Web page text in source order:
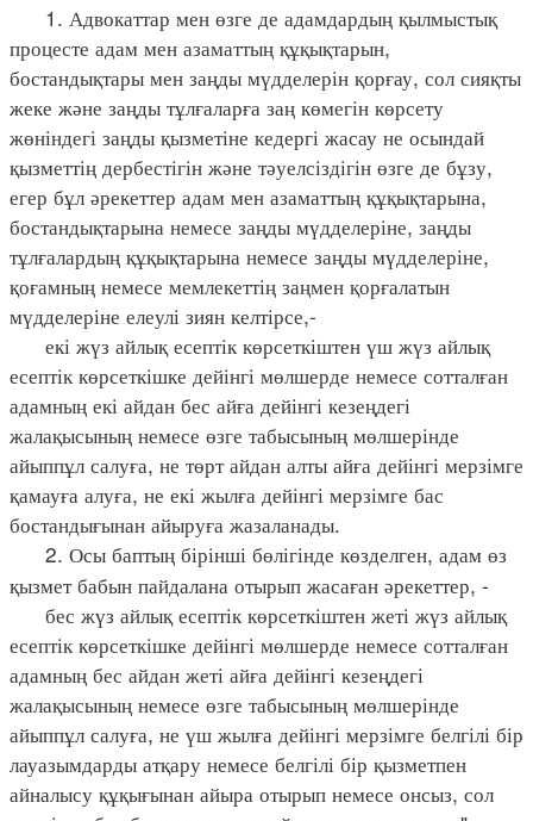
1. Адвокаттар мен өзге де адамдардың қылмыстық
процесте адам мен азаматтың құқықтарын,
бостандықтары мен заңды мүдделерін қорғау, сол сияқты
жеке және заңды тұлғаларға заң көмегін көрсету
жөніндегі заңды қызметіне кедергі жасау не осындай
қызметтің дербестігін және тәуелсіздігін өзге де бұзу,
егер бұл әрекеттер адам мен азаматтың құқықтарына,
бостандықтарына немесе заңды мүдделеріне, заңды
тұлғалардың құқықтарына немесе заңды мүдделеріне,
қоғамның немесе мемлекеттің заңмен қорғалатын
мүдделеріне елеулі зиян келтірсе,-
екі жүз айлық есептік көрсеткіштен үш жүз айлық
есептік көрсеткішке дейінгі мөлшерде немесе сотталған
адамның екі айдан бес айға дейінгі кезеңдегі
жалақысының немесе өзге табысының мөлшерінде
айыппұл салуға, не төрт айдан алты айға дейінгі мерзімге
қамауға алуға, не екі жылға дейінгі мерзімге бас
бостандығынан айыруға жазаланады.
2. Осы баптың бірінші бөлігінде көзделген, адам өз
қызмет бабын пайдалана отырып жасаған әрекеттер, -
бес жүз айлық есептік көрсеткіштен жеті жүз айлық
есептік көрсеткішке дейінгі мөлшерде немесе сотталған
адамның бес айдан жеті айға дейінгі кезеңдегі
жалақысының немесе өзге табысының мөлшерінде
айыппұл салуға, не үш жылға дейінгі мерзімге белгілі бір
лауазымдарды атқару немесе белгілі бір қызметпен
айналысу құқығынан айыра отырып немесе онсыз, сол